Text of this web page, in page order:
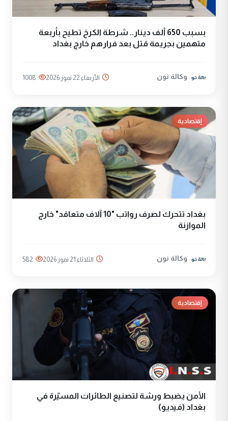
بسبب 650 ألف دينار.. شرطة الكرخ تطيح بأربعة
متهمين بجريمة قتل بعد فرارهم خارج بغداد
وكالة نون الأربعاء 22 تموز 2026 1008
إقتصادية
بغداد تتحرك لصرف رواتب "10 آلاف متعاقد" خارج
الموازنة
وكالة نون الثلاثاء 21 تموز 2026 582
إقتصادية
الأمن يضبط ورشة لتصنيع الطائرات المسيّرة في
بغداد (فيديو)